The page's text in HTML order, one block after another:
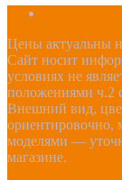
Цены актуальны
Сайт носит
условиях не
положениями ч.2
Внешний вид,
ориентировочно,
моделями —
магазине.